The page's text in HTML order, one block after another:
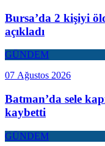
Bursa’da 2 kişiyi
açıkladı
GÜNDEM
07 Ağustos 2026
Batman’da sele
kaybetti
GÜNDEM